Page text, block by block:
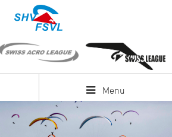
Menu